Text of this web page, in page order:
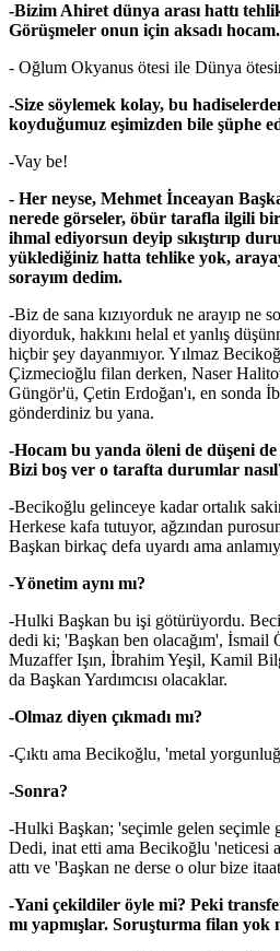
-Bizim Ahiret dünya arası hattı
Görüşmeler onun için aksadı hocam.
- Oğlum Okyanus ötesi ile Dünya
-Size söylemek kolay, bu
koyduğumuz eşimizden bile şüphe
-Vay be!
- Her neyse, Mehmet İnceayan
nerede görseler, öbür tarafla ilgili bir
ihmal ediyorsun deyip sıkıştırıp
yüklediğiniz hatta tehlike yok,
sorayım dedim.
-Biz de sana kızıyorduk ne arayıp ne
diyorduk, hakkını helal et yanlış
hiçbir şey dayanmıyor. Yılmaz
Çizmecioğlu filan derken, Naser
Güngör'ü, Çetin Erdoğan'ı, en sonda
gönderdiniz bu yana.
-Hocam bu yanda öleni de düşeni
Bizi boş ver o tarafta durumlar
-Becikoğlu gelinceye kadar ortalık
Herkese kafa tutuyor, ağzından
Başkan birkaç defa uyardı ama
-Yönetim aynı mı?
-Hulki Başkan bu işi götürüyordu.
dedi ki; 'Başkan ben olacağım', İsmail
Muzaffer Işın, İbrahim Yeşil, Kamil
da Başkan Yardımcısı olacaklar.
-Olmaz diyen çıkmadı mı?
-Çıktı ama Becikoğlu, 'metal
-Sonra?
-Hulki Başkan; 'seçimle gelen seçimle
Dedi, inat etti ama Becikoğlu 'neticesi
attı ve 'Başkan ne derse o olur bize
-Yani çekildiler öyle mi? Peki
mı yapmışlar. Soruşturma filan yok